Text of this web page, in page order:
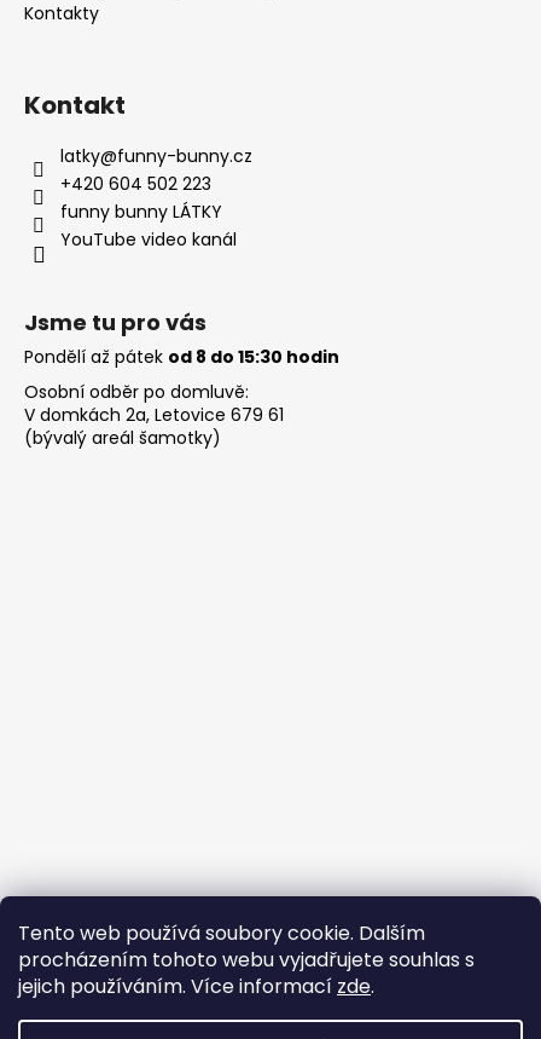
Tento web používá soubory cookie. Dalším
procházením tohoto webu vyjadřujete souhlas s
jejich používáním. Více informací zde.
Kontakty
Kontakt
latky@funny-bunny.cz
+420 604 502 223
funny bunny LÁTKY
YouTube video kanál
Jsme tu pro vás
Pondělí až pátek od 8 do 15:30 hodin
Osobní odběr po domluvě:
V domkách 2a, Letovice 679 61
(bývalý areál šamotky)
Buďte členem FB skupiny